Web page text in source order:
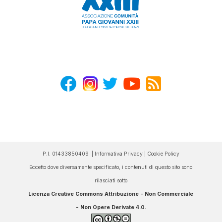
P.I. 01433850409 | Informativa Privacy| Cookie Policy
Eccetto dove diversamente specificato, i contenuti di questo sito sono
rilasciati sotto
Licenza Creative Commons Attribuzione - Non Commerciale
- Non Opere Derivate 4.0.